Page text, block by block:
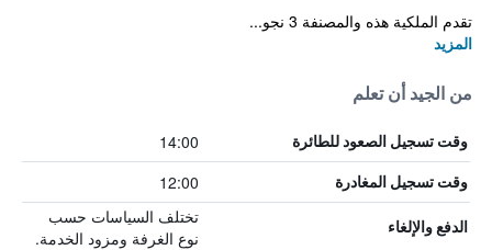
تقدم الملكية هذه والمصنفة 3 نجو...
المزيد
من الجيد أن تعلم
وقت تسجيل الصعود للطائرة 14:00
وقت تسجيل المغادرة 12:00
الدفع والإلغاء
تختلف السياسات حسب
نوع الغرفة ومزود الخدمة.